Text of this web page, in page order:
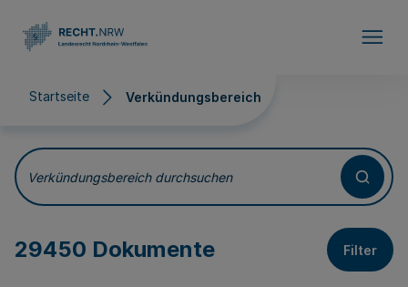
Startseite Verkündungsbereich
Verkündungsbereich
Verkündungsbereich durchsuchen
29450 Dokumente Filter